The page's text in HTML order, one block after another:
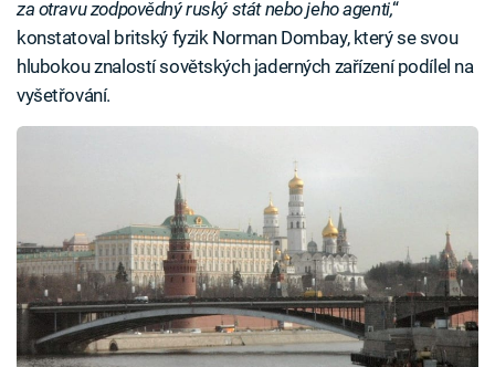
za otravu zodpovědný ruský stát nebo jeho agenti,“
konstatoval britský fyzik Norman Dombay, který se svou
hlubokou znalostí sovětských jaderných zařízení podílel na
vyšetřování.